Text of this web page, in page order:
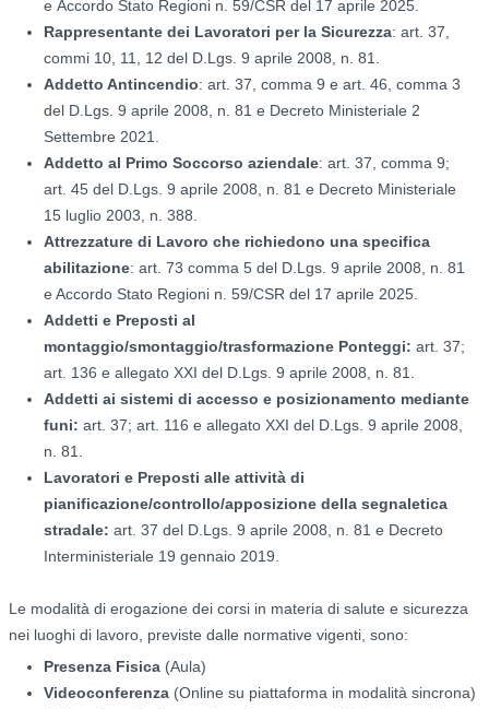
e Accordo Stato Regioni n. 59/CSR del 17 aprile 2025.
Rappresentante dei Lavoratori per la Sicurezza: art. 37,
commi 10, 11, 12 del D.Lgs. 9 aprile 2008, n. 81.
Addetto Antincendio: art. 37, comma 9 e art. 46, comma 3
del D.Lgs. 9 aprile 2008, n. 81 e Decreto Ministeriale 2
Settembre 2021.
Addetto al Primo Soccorso aziendale: art. 37, comma 9;
art. 45 del D.Lgs. 9 aprile 2008, n. 81 e Decreto Ministeriale
15 luglio 2003, n. 388.
Attrezzature di Lavoro che richiedono una specifica
abilitazione: art. 73 comma 5 del D.Lgs. 9 aprile 2008, n. 81
e Accordo Stato Regioni n. 59/CSR del 17 aprile 2025.
Addetti e Preposti al
montaggio/smontaggio/trasformazione Ponteggi: art. 37;
art. 136 e allegato XXI del D.Lgs. 9 aprile 2008, n. 81.
Addetti ai sistemi di accesso e posizionamento mediante
funi: art. 37; art. 116 e allegato XXI del D.Lgs. 9 aprile 2008,
n. 81.
Lavoratori e Preposti alle attività di
pianificazione/controllo/apposizione della segnaletica
stradale: art. 37 del D.Lgs. 9 aprile 2008, n. 81 e Decreto
Interministeriale 19 gennaio 2019.
Le modalità di erogazione dei corsi in materia di salute e sicurezza
nei luoghi di lavoro, previste dalle normative vigenti, sono:
Presenza Fisica (Aula)
Videoconferenza (Online su piattaforma in modalità sincrona)